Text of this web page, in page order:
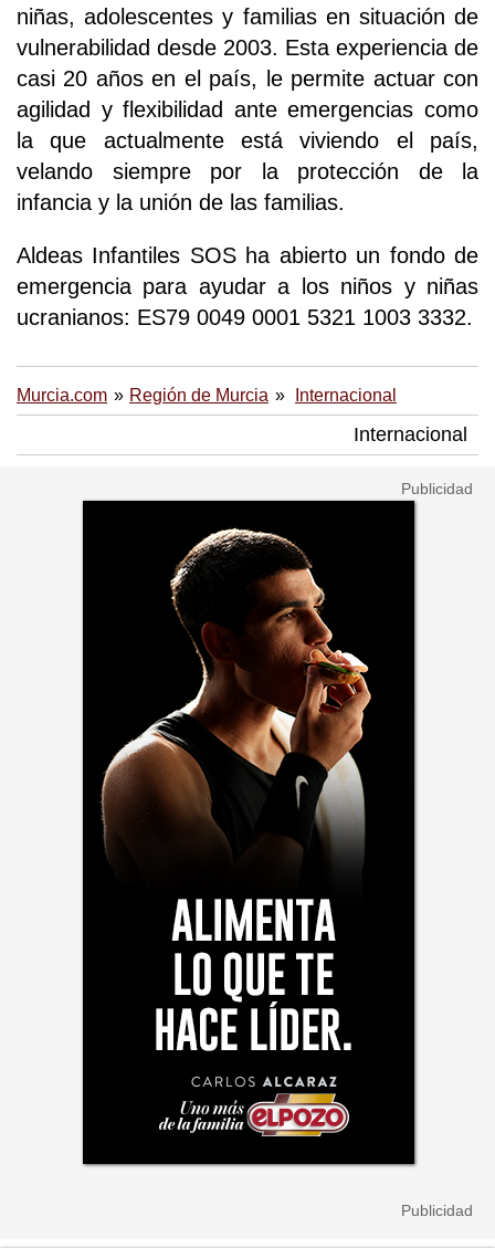
niñas, adolescentes y familias en situación de
vulnerabilidad desde 2003. Esta experiencia de
casi 20 años en el país, le permite actuar con
agilidad y flexibilidad ante emergencias como
la que actualmente está viviendo el país,
velando siempre por la protección de la
infancia y la unión de las familias.
Aldeas Infantiles SOS ha abierto un fondo de
emergencia para ayudar a los niños y niñas
ucranianos: ES79 0049 0001 5321 1003 3332.
Murcia.com Región de Murcia Internacional
Internacional